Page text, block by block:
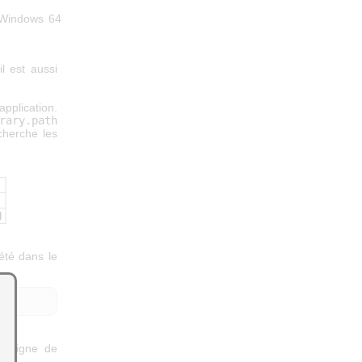
64
est aussi
les
dans le
ligne de